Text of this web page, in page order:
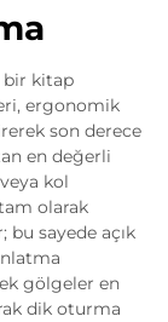
bir kitap
ergonomik
son derece
en değerli
kol
tam olarak
bu sayede açık
gölgeler en
dik oturma